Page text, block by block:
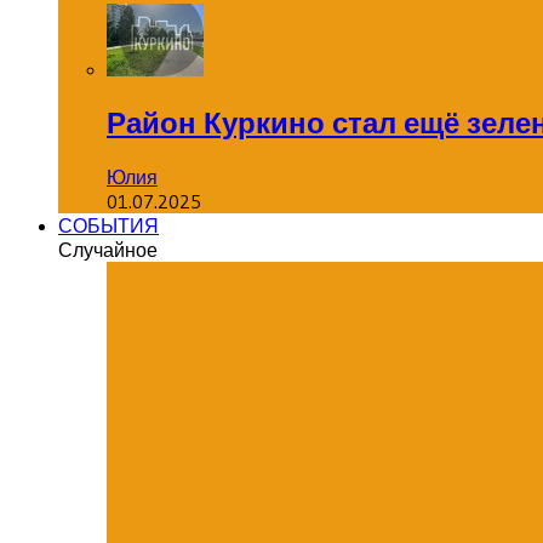
Район Куркино стал ещё
Юлия
01.07.2025
СОБЫТИЯ
Случайное